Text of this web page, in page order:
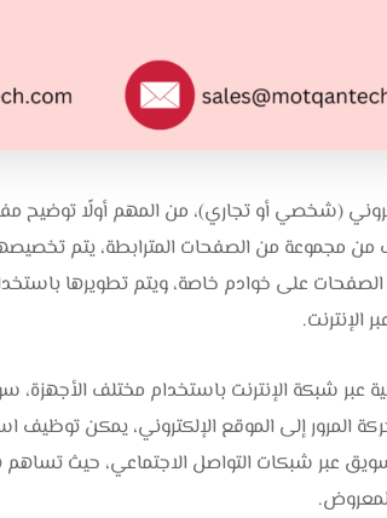
(شخصي أو تجاري)، من المهم أولًا توضيح
من مجموعة من الصفحات المترابطة، يتم
على خوادم خاصة، ويتم تطويرها
الإنترنت.
عبر شبكة الإنترنت باستخدام مختلف
المرور إلى الموقع الإلكتروني، يمكن توظيف
عبر شبكات التواصل الاجتماعي، حيث